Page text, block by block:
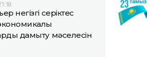
негізгі серіктес
дамыту мәселесін